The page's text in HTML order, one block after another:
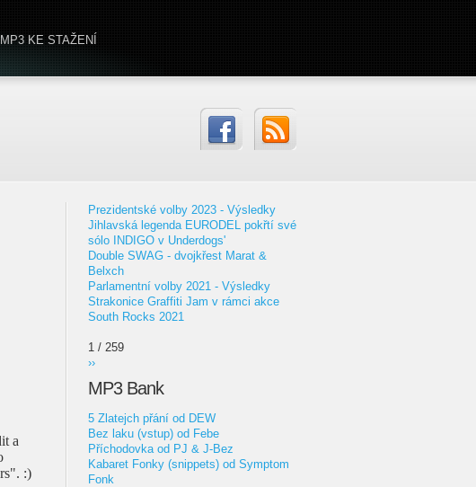
MP3 KE STAŽENÍ
a
:)
Prezidentské volby 2023 - Výsledky
Jihlavská legenda EURODEL pokřtí své
sólo INDIGO v Underdogs'
Double SWAG - dvojkřest Marat &
Belxch
Parlamentní volby 2021 - Výsledky
Strakonice Graffiti Jam v rámci akce
South Rocks 2021
1 / 259
››
MP3 Bank
5 Zlatejch přání od DEW
Bez laku (vstup) od Febe
Příchodovka od PJ & J-Bez
Kabaret Fonky (snippets) od Symptom
Fonk